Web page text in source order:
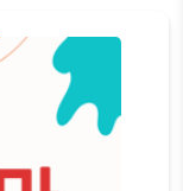
할 것입니다. 난
주하시는 분
계실 것입니다.
사용량을 계량
다. 이 난방 계